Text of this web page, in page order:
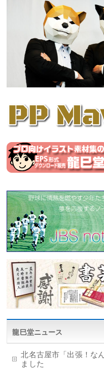
龍巳堂ニュース
北名古屋市「出張！な
ました